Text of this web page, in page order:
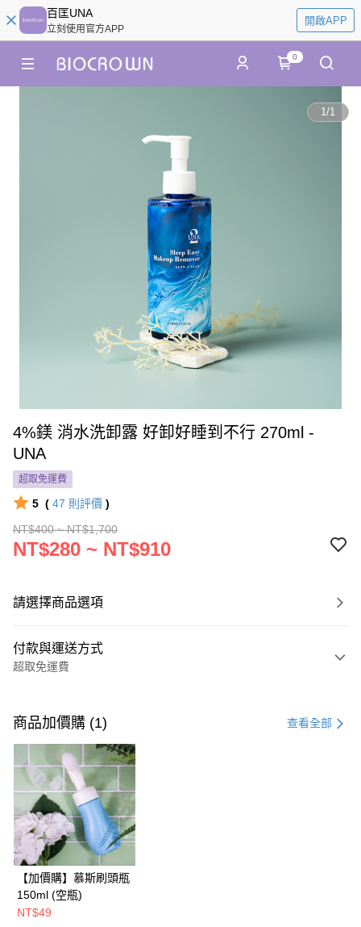
百匡UNA
立刻使用官方APP
開啟APP
0
1/1
4%鎂 消水洗卸露 好卸好睡到不行 270ml -
UNA
超取免運費
5 ( 47 則評價 )
NT$400 ~ NT$1,700
NT$280 ~ NT$910
請選擇商品選項
付款與運送方式
超取免運費
信用卡一次付款
超商取貨付款
LINE Pay
Apple Pay
大哥付你分期
相關說明
【大哥付你分期使用說明】
1.本服務由台灣大哥大提供，台灣大哥大用戶可立即使用無須另外申請。
2.付款方式選擇「大哥付你分期」，訂單成立後會自動跳轉到大哥付的交易
AFTEE先享後付
相關說明
商品加價購 (1) 查看全部
【加價購】慕斯刷頭瓶
150ml (空瓶)
NT$49